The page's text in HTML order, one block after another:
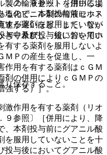
の輸液セットを用いる場
塩化ビニル製の輸液セット
速が遅いほど、また、管が
ぎり希釈し、短い管を用い
保存すること。
〔２．９参照〕［併用によ
るので、本剤投与前にホス
する薬剤を服用していない
与中及び投与後においてホ
有する薬剤を服用しないよ
ＭＰの産生を促進し、一
作用を有する薬剤はｃＧＭ
剤の併用によりｃＧＭＰの
強する）］。
作用を有する薬剤（リオ
９参照〕［併用により、降
、本剤投与前にグアニル酸
を服用していないことを十
投与後においてグアニル酸